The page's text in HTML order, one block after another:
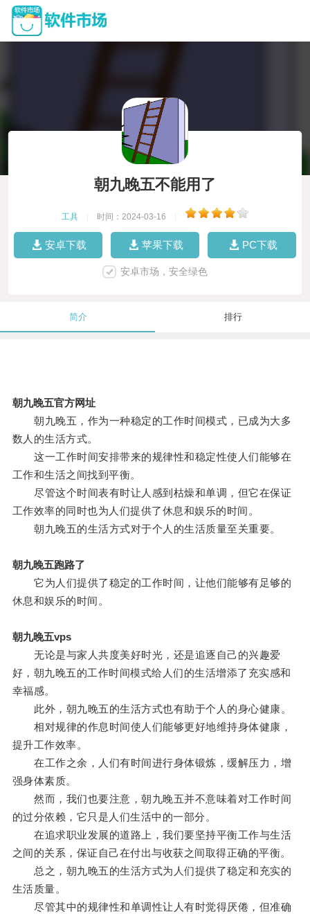
朝九晚五不能用了
工具 时间：2024-03-16
安卓下载 苹果下载 PC下载
安卓市场，安全绿色
简介 排行
朝九晚五官方网址
朝九晚五，作为一种稳定的工作时间模式，已成为大多
数人的生活方式。
这一工作时间安排带来的规律性和稳定性使人们能够在
工作和生活之间找到平衡。
尽管这个时间表有时让人感到枯燥和单调，但它在保证
工作效率的同时也为人们提供了休息和娱乐的时间。
朝九晚五的生活方式对于个人的生活质量至关重要。
朝九晚五跑路了
它为人们提供了稳定的工作时间，让他们能够有足够的
休息和娱乐的时间。
朝九晚五vps
无论是与家人共度美好时光，还是追逐自己的兴趣爱
好，朝九晚五的工作时间模式给人们的生活增添了充实感和
幸福感。
此外，朝九晚五的生活方式也有助于个人的身心健康。
相对规律的作息时间使人们能够更好地维持身体健康，
提升工作效率。
在工作之余，人们有时间进行身体锻炼，缓解压力，增
强身体素质。
然而，我们也要注意，朝九晚五并不意味着对工作时间
的过分依赖，它只是人们生活中的一部分。
在追求职业发展的道路上，我们要坚持平衡工作与生活
之间的关系，保证自己在付出与收获之间取得正确的平衡。
总之，朝九晚五的生活方式为人们提供了稳定和充实的
生活质量。
尽管其中的规律性和单调性让人有时觉得厌倦，但准确